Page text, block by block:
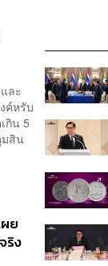
ละ
ค์หรับ
กิน 5
สิน
ย
ริง